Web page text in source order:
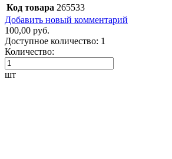
Код товара 265533
Добавить новый комментарий
100,00 руб.
Доступное количество: 1
Количество:
шт